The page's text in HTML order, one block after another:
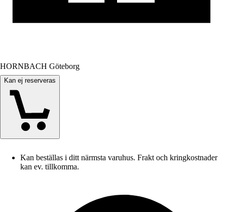
HORNBACH Göteborg
Kan ej reserveras
Kan beställas i ditt närmsta varuhus. Frakt och kringkostnader
kan ev. tillkomma.